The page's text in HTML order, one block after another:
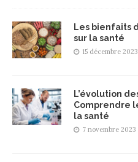
Les bienfaits
sur la santé
15 décembre 2023
L’évolution
Comprendre
la santé
7 novembre 2023